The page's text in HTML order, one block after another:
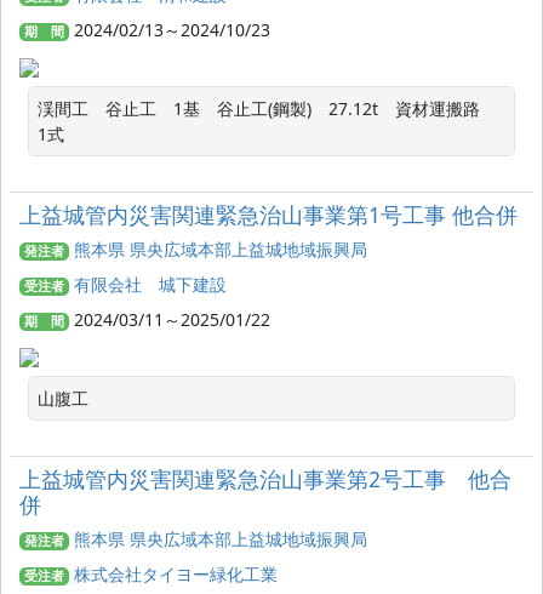
期 間 2024/02/13～2024/10/23
渓間工　谷止工　1基　谷止工(鋼製)　27.12t　資材運搬路
1式
上益城管内災害関連緊急治山事業第1号工事 他合併
発注者 熊本県 県央広域本部上益城地域振興局
受注者 有限会社 城下建設
期 間 2024/03/11～2025/01/22
山腹工
上益城管内災害関連緊急治山事業第2号工事 他合
併
発注者 熊本県 県央広域本部上益城地域振興局
受注者 株式会社タイヨー緑化工業